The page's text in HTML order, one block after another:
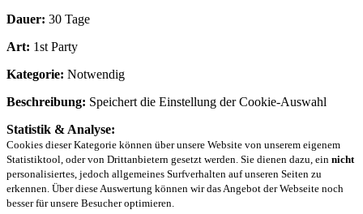
Dauer: 30 Tage
Art: 1st Party
Kategorie: Notwendig
Beschreibung: Speichert die Einstellung der Cookie-Auswahl
Statistik & Analyse:
Cookies dieser Kategorie können über unsere Website von unserem eigenem
Statistiktool, oder von Drittanbietern gesetzt werden. Sie dienen dazu, ein nicht
personalisiertes, jedoch allgemeines Surfverhalten auf unseren Seiten zu
erkennen. Über diese Auswertung können wir das Angebot der Webseite noch
besser für unsere Besucher optimieren.